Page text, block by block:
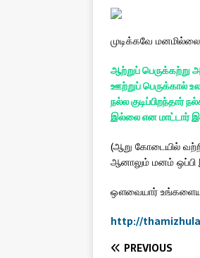
முடிக்கவே
ஆற்றுப்பெருக்கற்று
ஊற்றுப்பெருக்கால்
நல்லகுடிப்பிறந்தார்
இல்லைஎனமாட்டார்
(ஆறு கோடையில்
ஆனாலும் மனம்
ஔவையார்
http://
PREVIOUS